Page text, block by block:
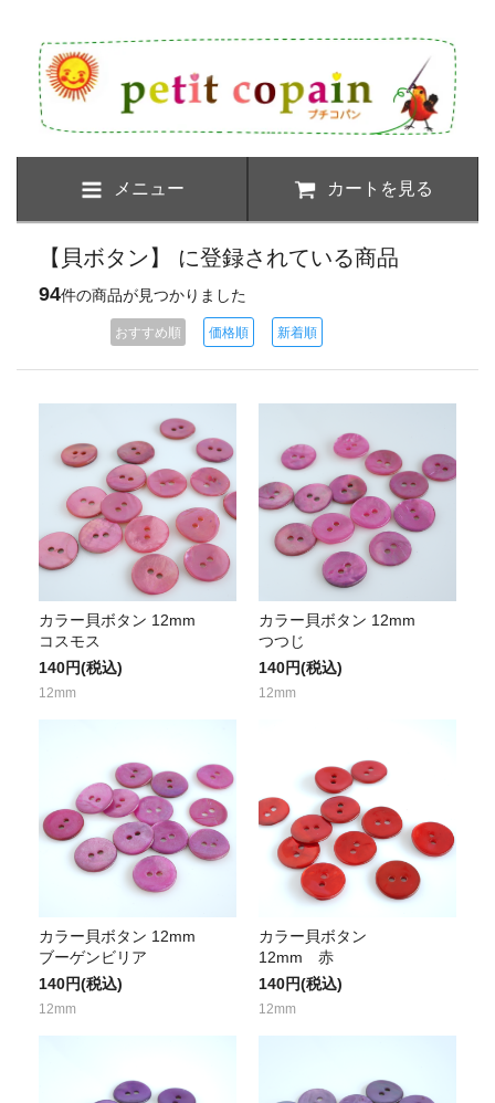
メニュー カートを見る
【貝ボタン】 に登録されている商品
94件の商品が見つかりました
おすすめ順 価格順 新着順
カラー貝ボタン 12mm
コスモス
140円(税込)
12mm
カラー貝ボタン 12mm
つつじ
140円(税込)
12mm
カラー貝ボタン 12mm
ブーゲンビリア
140円(税込)
12mm
カラー貝ボタン
12mm 赤
140円(税込)
12mm